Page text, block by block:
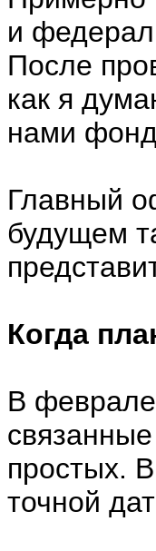
и
После
как я
нами
Главный
будущем
Когда
В
простых.
точной